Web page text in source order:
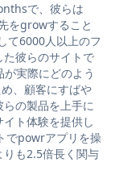
で、彼らは
をgrowすること
て6000人以上のフ
彼らのサイトで
実際にどのよう
、顧客にすばや
の製品を上手に
ト体験を提供し
でpowrアプリを操
も2.5倍長く関与